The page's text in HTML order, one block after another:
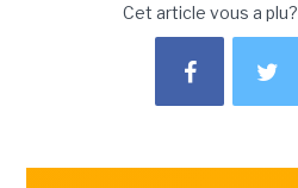
Cet article vous a plu?